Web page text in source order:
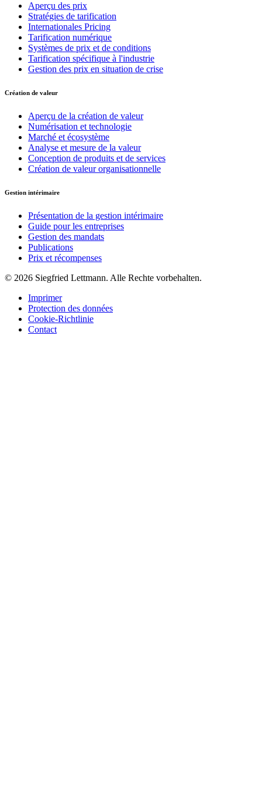
Aperçu des prix
Stratégies de tarification
Internationales Pricing
Tarification numérique
Systèmes de prix et de conditions
Tarification spécifique à l'industrie
Gestion des prix en situation de crise
Création de valeur
Aperçu de la création de valeur
Numérisation et technologie
Marché et écosystème
Analyse et mesure de la valeur
Conception de produits et de services
Création de valeur organisationnelle
Gestion intérimaire
Présentation de la gestion intérimaire
Guide pour les entreprises
Gestion des mandats
Publications
Prix et récompenses
© 2026 Siegfried Lettmann. Alle Rechte vorbehalten.
Imprimer
Protection des données
Cookie-Richtlinie
Contact